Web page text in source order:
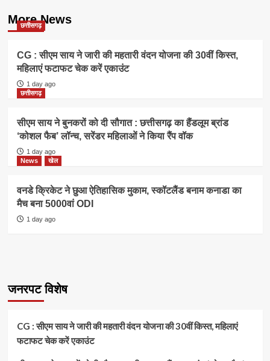
More News
छत्तीसगढ़
CG : सीएम साय ने जारी की महतारी वंदन योजना की 30वीं किस्त,
महिलाएं फटाफट चेक करें एकाउंट
1 day ago
छत्तीसगढ़
सीएम साय ने बुनकरों को दी सौगात : छत्तीसगढ़ का हैंडलूम ब्रांड
‘कोशल फैब’ लॉन्च, सरेंडर महिलाओं ने किया रैंप वॉक
1 day ago
News
खेल
वनडे क्रिकेट ने छुआ ऐतिहासिक मुकाम, स्कॉटलैंड बनाम कनाडा का
मैच बना 5000वां ODI
1 day ago
जनरपट विशेष
CG : सीएम साय ने जारी की महतारी वंदन योजना की 30वीं किस्त, महिलाएं
फटाफट चेक करें एकाउंट